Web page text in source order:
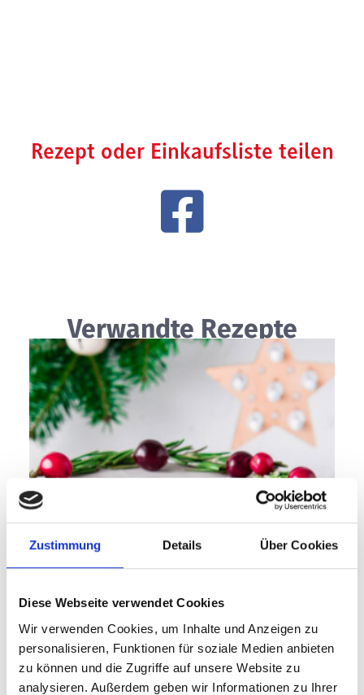
Zustimmung Details Über Cookies
Diese Webseite verwendet Cookies
Wir verwenden Cookies, um Inhalte und Anzeigen zu
personalisieren, Funktionen für soziale Medien anbieten
zu können und die Zugriffe auf unsere Website zu
analysieren. Außerdem geben wir Informationen zu Ihrer
Rezept oder Einkaufsliste teilen
Verwandte Rezepte
60 min Fortgeschritten
Winterlicher Drip Cake